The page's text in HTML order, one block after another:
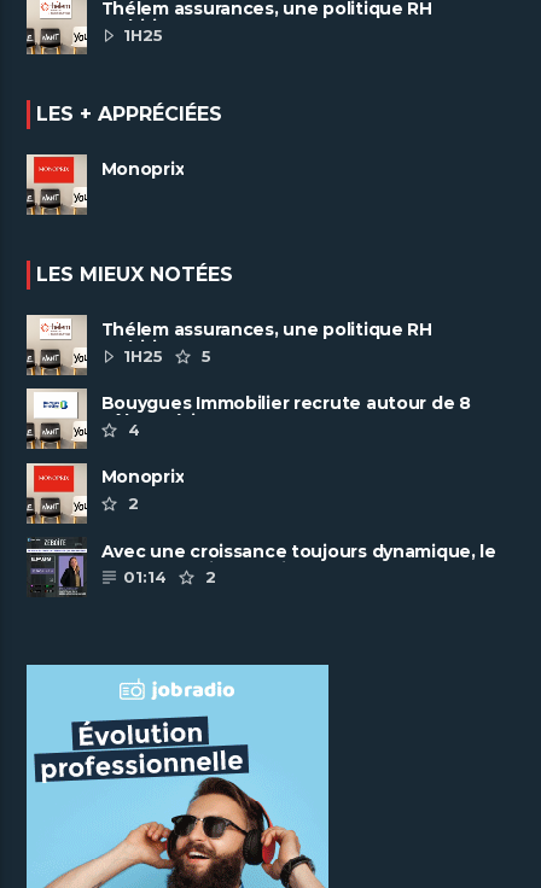
Thélem assurances, une politique RH
ambitieuse
1H25
LES + APPRÉCIÉES
Monoprix
LES MIEUX NOTÉES
Thélem assurances, une politique RH
ambitieuse
1H25 5
Bouygues Immobilier recrute autour de 8
pôles métiers
4
Monoprix
2
Avec une croissance toujours dynamique, le
groupe Scalian continue de ......
01:14 2